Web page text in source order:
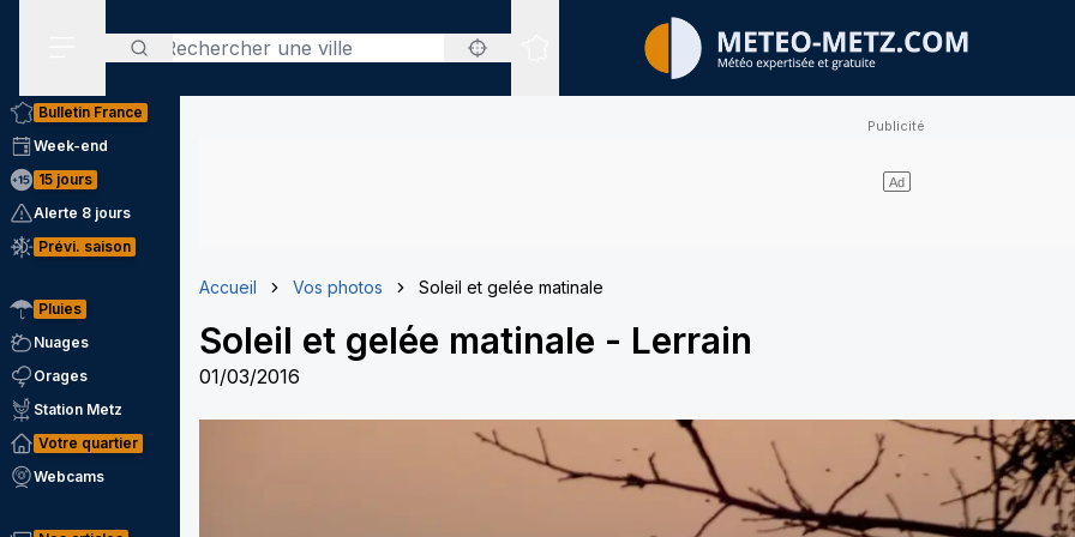
Rechercher
Sites expertisés
Bulletin France
Week-end
15 jours
Alerte 8 jours
Prévi. saison
Pluies
Nuages
Orages
Station Metz
Votre quartier
Webcams
Accueil Vos photos Soleil et gelée matinale
Soleil et gelée matinale - Lerrain
01/03/2016